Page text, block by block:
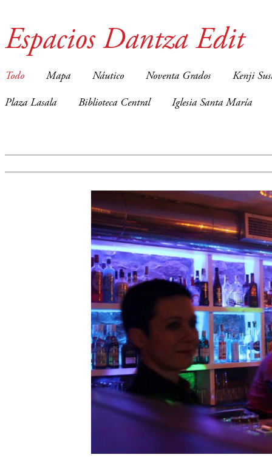
Espacios Dantza Edit
Todo Mapa Náutico Noventa Grados Kenji
Plaza Lasala Biblioteca Central Iglesia Santa María